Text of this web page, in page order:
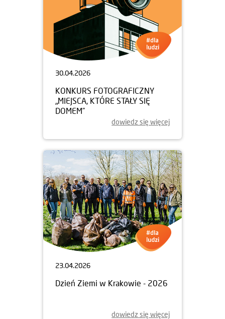
30.04.2026
KONKURS FOTOGRAFICZNY
„MIEJSCA, KTÓRE STAŁY SIĘ
DOMEM”
dowiedz się więcej
23.04.2026
Dzień Ziemi w Krakowie - 2026
dowiedz się więcej